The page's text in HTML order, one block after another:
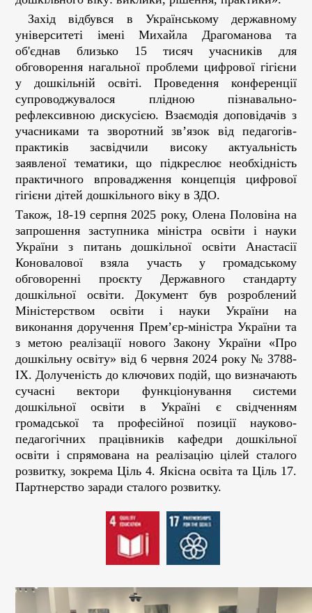
Захід відбувся в Українському державному
університеті імені Михайла Драгоманова та
об'єднав близько 15 тисяч учасників для
обговорення нагальної проблеми цифрової гігієни
у дошкільній освіті. Проведення конференції
супроводжувалося плідною пізнавально-
рефлексивною дискусією. Взаємодія доповідачів з
учасниками та зворотний зв’язок від педагогів-
практиків засвідчили високу актуальність
заявленої тематики, що підкреслює необхідність
практичного впровадження концепція цифрової
гігієни дітей дошкільного віку в ЗДО.
Також, 18-19 серпня 2025 року, Олена Половіна на
запрошення заступника міністра освіти і науки
України з питань дошкільної освіти Анастасії
Коновалової взяла участь у громадському
обговоренні проєкту Державного стандарту
дошкільної освіти. Документ був розроблений
Міністерством освіти і науки України на
виконання доручення Прем’єр-міністра України та
з метою реалізації нового Закону України «Про
дошкільну освіту» від 6 червня 2024 року № 3788-
ІX. Долученість до ключових подій, що визначають
сучасні вектори функціонування системи
дошкільної освіти в Україні є свідченням
громадської та професійної позиції науково-
педагогічних працівників кафедри дошкільної
освіти і спрямована на реалізацію цілей сталого
розвитку, зокрема Ціль 4. Якісна освіта та Ціль 17.
Партнерство заради сталого розвитку.